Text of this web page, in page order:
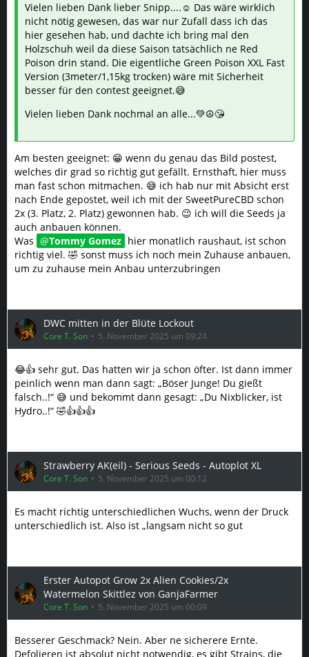
Vielen lieben Dank lieber Snipp....☺️ Das wäre wirklich
nicht nötig gewesen, das war nur Zufall dass ich das
hier gesehen hab, und dachte ich bring mal den
Holzschuh weil da diese Saison tatsächlich ne Red
Poison drin stand. Die eigentliche Green Poison XXL Fast
Version (3meter/1,15kg trocken) wäre mit Sicherheit
besser für den contest geeignet.😅
Vielen lieben Dank nochmal an alle...💚☮️😘
Am besten geeignet: 😁 wenn du genau das Bild postest,
welches dir grad so richtig gut gefällt. Ernsthaft, hier muss
man fast schon mitmachen. 😅 ich hab nur mit Absicht erst
nach Ende gepostet, weil ich mit der SweetPureCBD schon
2x (3. Platz, 2. Platz) gewonnen hab. 😉 ich will die Seeds ja
auch anbauen können.
Was
Tommy Gomez hier monatlich raushaut, ist schon
richtig viel. 🤣 sonst muss ich noch mein Zuhause anbauen,
um zu zuhause mein Anbau unterzubringen
DWC mitten in der Blüte Lockout
Core T. Son 5. November 2025 um 09:24
😂👍 sehr gut. Das hatten wir ja schon öfter. Ist dann immer
peinlich wenn man dann sagt: „Böser Junge! Du gießt
falsch..!“ 😅 und bekommt dann gesagt: „Du Nixblicker, ist
Hydro..!“ 🤣👍👍👍
Strawberry AK(eil) - Serious Seeds - Autoplot XL
Core T. Son 5. November 2025 um 00:12
Es macht richtig unterschiedlichen Wuchs, wenn der Druck
unterschiedlich ist. Also ist „langsam nicht so gut
Erster Autopot Grow 2x Alien Cookies/2x
Watermelon Skittlez von GanjaFarmer
Core T. Son 5. November 2025 um 00:09
Besserer Geschmack? Nein. Aber ne sicherere Ernte.
Defolieren ist absolut nicht notwendig, es gibt Strains, die